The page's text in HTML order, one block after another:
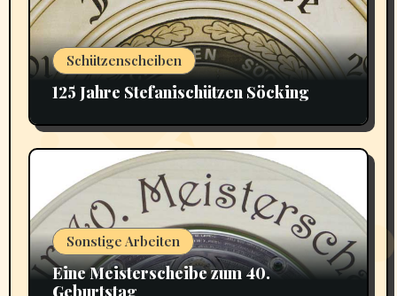
Schützenscheiben
125 Jahre Stefanischützen Söcking
Sonstige Arbeiten
Eine Meisterscheibe zum 40.